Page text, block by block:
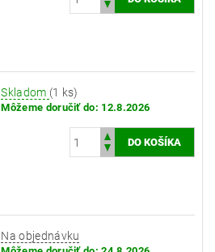
Skladom (1 ks)
Môžeme doručiť do: 12.8.2026
Na objednávku